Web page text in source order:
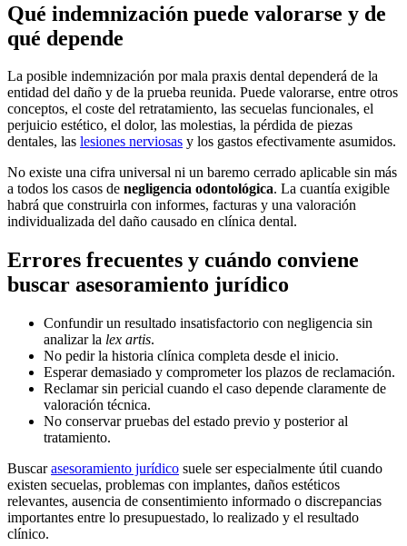
Qué indemnización puede valorarse y de
qué depende
La posible indemnización por mala praxis dental dependerá de la
entidad del daño y de la prueba reunida. Puede valorarse, entre otros
conceptos, el coste del retratamiento, las secuelas funcionales, el
perjuicio estético, el dolor, las molestias, la pérdida de piezas
dentales, las lesiones nerviosas y los gastos efectivamente asumidos.
No existe una cifra universal ni un baremo cerrado aplicable sin más
a todos los casos de negligencia odontológica. La cuantía exigible
habrá que construirla con informes, facturas y una valoración
individualizada del daño causado en clínica dental.
Errores frecuentes y cuándo conviene
buscar asesoramiento jurídico
Confundir un resultado insatisfactorio con negligencia sin
analizar la lex artis.
No pedir la historia clínica completa desde el inicio.
Esperar demasiado y comprometer los plazos de reclamación.
Reclamar sin pericial cuando el caso depende claramente de
valoración técnica.
No conservar pruebas del estado previo y posterior al
tratamiento.
Buscarasesoramiento jurídico suele ser especialmente útil cuando
existen secuelas, problemas con implantes, daños estéticos
relevantes, ausencia de consentimiento informado o discrepancias
importantes entre lo presupuestado, lo realizado y el resultado
clínico.